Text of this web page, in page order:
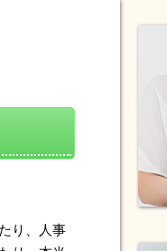
り、人事